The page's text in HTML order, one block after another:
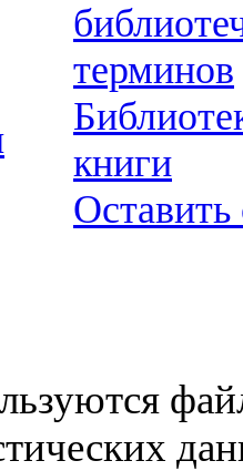
терминов
книги
Оставить